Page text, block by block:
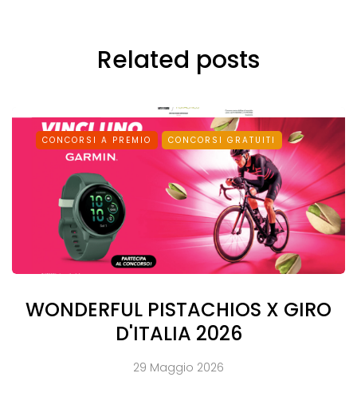
Related posts
CONCORSI A PREMIO CONCORSI GRATUITI
WONDERFUL PISTACHIOS X GIRO
D'ITALIA 2026
29 Maggio 2026